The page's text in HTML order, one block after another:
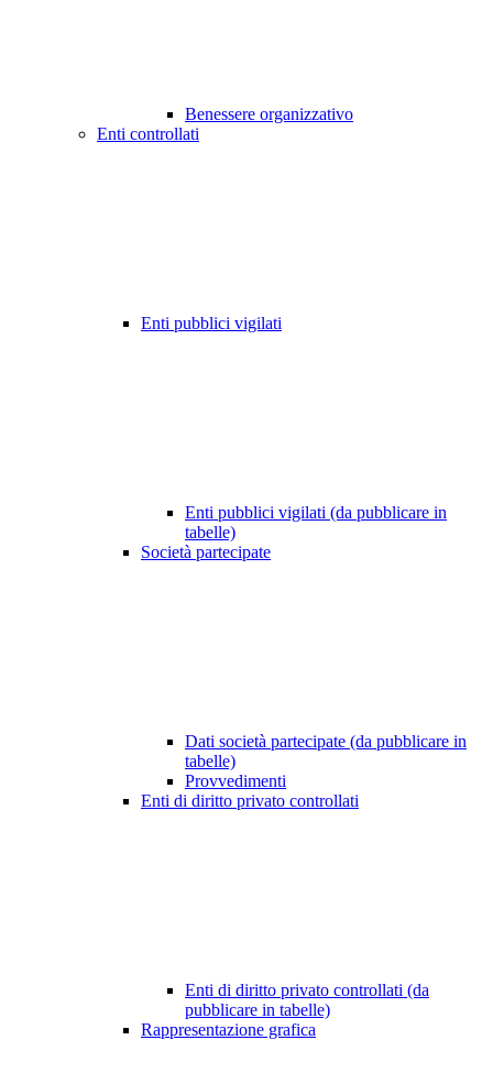
Benessere organizzativo
Enti controllati
Enti pubblici vigilati
Enti pubblici vigilati (da pubblicare in
tabelle)
Società partecipate
Dati società partecipate (da pubblicare in
tabelle)
Provvedimenti
Enti di diritto privato controllati
Enti di diritto privato controllati (da
pubblicare in tabelle)
Rappresentazione grafica